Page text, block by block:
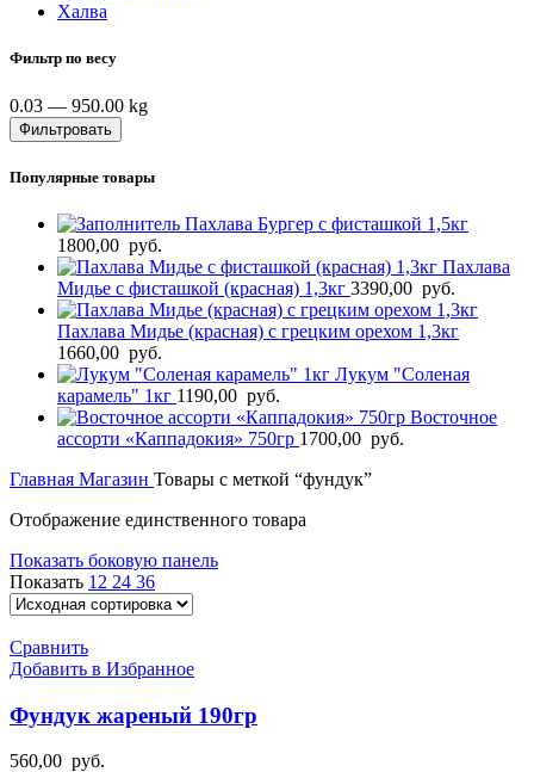
Халва
Фильтр по весу
0.03 — 950.00 kg
Фильтровать
Популярные товары
Пахлава Бургер с фисташкой 1,5кг
1800,00 руб.
Пахлава
Мидье с фисташкой (красная) 1,3кг 3390,00 руб.
Пахлава Мидье (красная) с грецким орехом 1,3кг
1660,00 руб.
Лукум "Соленая
карамель" 1кг 1190,00 руб.
Восточное
ассорти «Каппадокия» 750гр 1700,00 руб.
Главная Магазин Товары с меткой “фундук”
Отображение единственного товара
Показать боковую панель
Показать 12 24 36
Сравнить
Добавить в Избранное
Фундук жареный 190гр
560,00 руб.